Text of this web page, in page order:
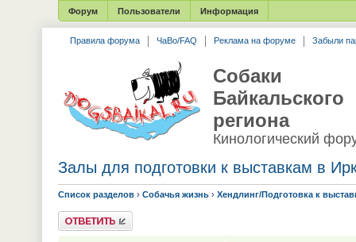
Форум Пользователи Информация
Правила форума ЧаВо/FAQ Реклама на форуме Забыли
Собаки
Байкальского
региона
Кинологический
Залы для подготовки к выставкам в
Список разделов › Собачья жизнь › Хендлинг/Подготовка к
Ответить